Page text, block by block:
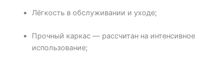
Лёгкость в обслуживании и уходе;
Прочный каркас — рассчитан на интенсивное
использование;